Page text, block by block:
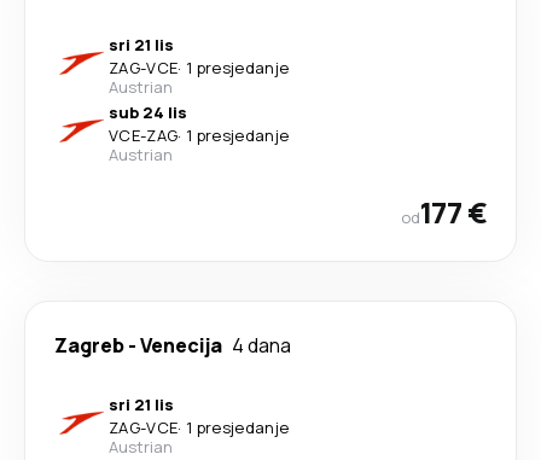
sri 21 lis
ZAG-VCE· 1 presjedanje
Austrian
sub 24 lis
VCE-ZAG· 1 presjedanje
Austrian
od177 €
Zagreb-Venecija 4 dana
sri 21 lis
ZAG-VCE· 1 presjedanje
Austrian